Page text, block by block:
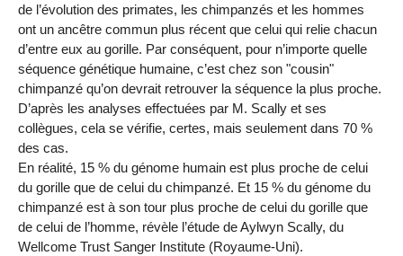
de l’évolution des primates, les chimpanzés et les hommes
ont un ancêtre commun plus récent que celui qui relie chacun
d’entre eux au gorille. Par conséquent, pour n’importe quelle
séquence génétique humaine, c’est chez son "cousin"
chimpanzé qu’on devrait retrouver la séquence la plus proche.
D’après les analyses effectuées par M. Scally et ses
collègues, cela se vérifie, certes, mais seulement dans 70 %
des cas.
En réalité, 15 % du génome humain est plus proche de celui
du gorille que de celui du chimpanzé. Et 15 % du génome du
chimpanzé est à son tour plus proche de celui du gorille que
de celui de l’homme, révèle l’étude de Aylwyn Scally, du
Wellcome Trust Sanger Institute (Royaume-Uni).